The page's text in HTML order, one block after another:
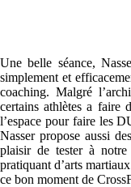
Une belle séance,
simplement et
coaching. Malgré
certains athlètes a faire
l’espace pour faire les
Nasser propose aussi
plaisir de tester à
pratiquant d’arts
ce bon moment de